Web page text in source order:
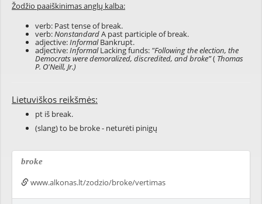
Žodžio paaiškinimas anglų kalba:
verb: Past tense ofbreak.
verb:NonstandardA past participle ofbreak.
adjective:InformalBankrupt.
adjective:InformalLacking funds: "Following the election, the
Democrats were demoralized, discredited, and broke”( Thomas
P. O'Neill, Jr.)
Lietuviškos reikšmės:
pt iš break.
(slang) to be broke - neturėti pinigų
broke
www.alkonas.lt/zodzio/broke/vertimas